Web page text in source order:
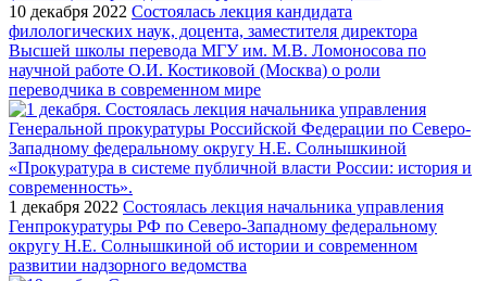
10 декабря 2022 Состоялась лекция кандидата
филологических наук, доцента, заместителя директора
Высшей школы перевода МГУ им. М.В. Ломоносова по
научной работе О.И. Костиковой (Москва) о роли
переводчика в современном мире
1 декабря 2022 Состоялась лекция начальника управления
Генпрокуратуры РФ по Северо-Западному федеральному
округу Н.Е. Солнышкиной об истории и современном
развитии надзорного ведомства